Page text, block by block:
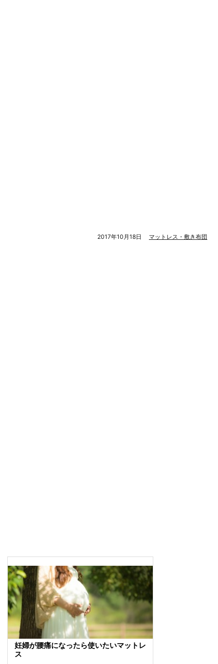
2017年10月18日 マットレス・敷き布団
妊婦が腰痛になったら使いたいマットレ
ス